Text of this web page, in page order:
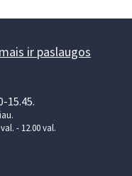
ir paslaugos
15.45.
- 12.00 val.